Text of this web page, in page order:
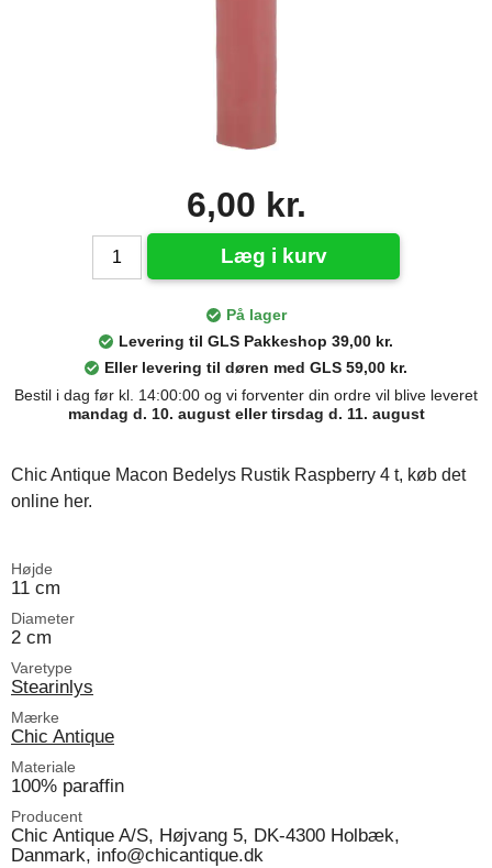
6,00 kr.
Læg i kurv
På lager
Levering til GLS Pakkeshop 39,00 kr.
Eller levering til døren med GLS 59,00 kr.
Bestil i dag før kl. 14:00:00 og vi forventer din ordre vil blive leveret
mandag d. 10. august eller tirsdag d. 11. august
Chic Antique Macon Bedelys Rustik Raspberry 4 t, køb det
online her.
Højde
11 cm
Diameter
2 cm
Varetype
Stearinlys
Mærke
Chic Antique
Materiale
100% paraffin
Producent
Chic Antique A/S, Højvang 5, DK-4300 Holbæk,
Danmark, info@chicantique.dk